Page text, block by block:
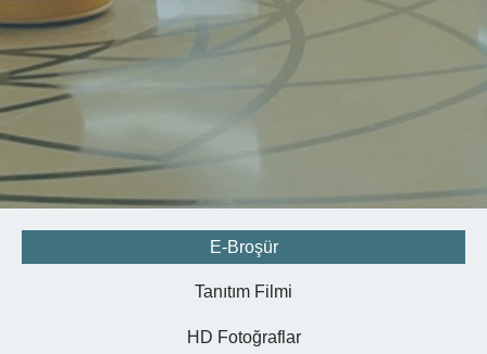
E-Broşür
Tanıtım Filmi
HD Fotoğraflar